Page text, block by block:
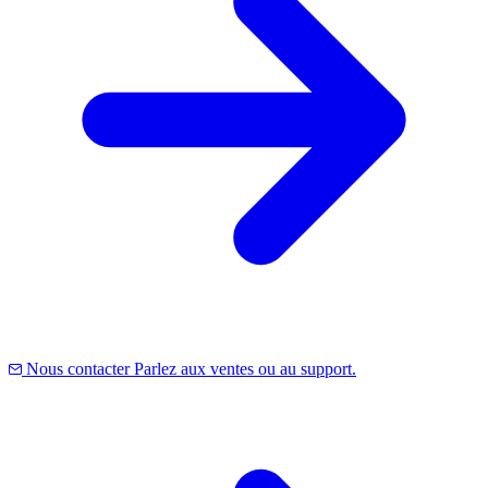
Nous contacter Parlez aux ventes ou au support.